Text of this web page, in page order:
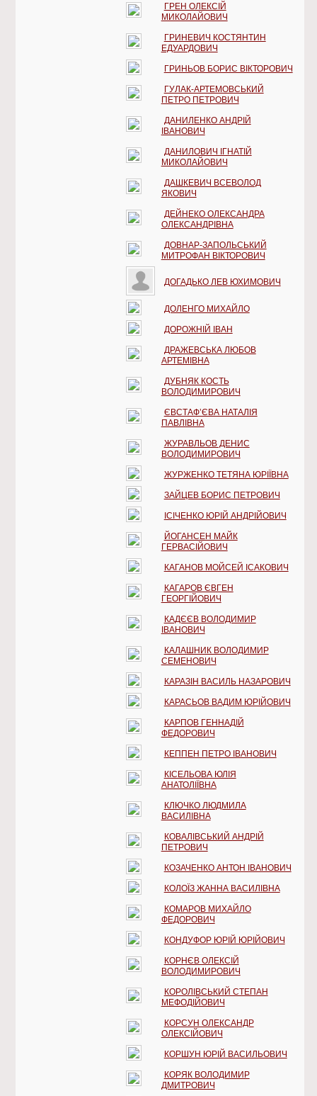
ГРЕН ОЛЕКСІЙ
МИКОЛАЙОВИЧ
ГРИНЕВИЧ КОСТЯНТИН
ЕДУАРДОВИЧ
ГРИНЬОВ БОРИС ВІКТОРОВИЧ
ГУЛАК-АРТЕМОВСЬКИЙ
ПЕТРО ПЕТРОВИЧ
ДАНИЛЕНКО АНДРІЙ
ІВАНОВИЧ
ДАНИЛОВИЧ ІГНАТІЙ
МИКОЛАЙОВИЧ
ДАШКЕВИЧ ВСЕВОЛОД
ЯКОВИЧ
ДЕЙНЕКО ОЛЕКСАНДРА
ОЛЕКСАНДРІВНА
ДОВНАР-ЗАПОЛЬСЬКИЙ
МИТРОФАН ВІКТОРОВИЧ
ДОГАДЬКО ЛЕВ ЮХИМОВИЧ
ДОЛЕНГО МИХАЙЛО
ДОРОЖНІЙ ІВАН
ДРАЖЕВСЬКА ЛЮБОВ
АРТЕМІВНА
ДУБНЯК КОСТЬ
ВОЛОДИМИРОВИЧ
ЄВСТАФ’ЄВА НАТАЛІЯ
ПАВЛІВНА
ЖУРАВЛЬОВ ДЕНИС
ВОЛОДИМИРОВИЧ
ЖУРЖЕНКО ТЕТЯНА ЮРІЇВНА
ЗАЙЦЕВ БОРИС ПЕТРОВИЧ
ІСІЧЕНКО ЮРІЙ АНДРІЙОВИЧ
ЙОГАНСЕН МАЙК
ГЕРВАСІЙОВИЧ
КАГАНОВ МОЙСЕЙ ІСАКОВИЧ
КАГАРОВ ЄВГЕН
ГЕОРГІЙОВИЧ
КАДЄЄВ ВОЛОДИМИР
ІВАНОВИЧ
КАЛАШНИК ВОЛОДИМИР
СЕМЕНОВИЧ
КАРАЗІН ВАСИЛЬ НАЗАРОВИЧ
КАРАСЬОВ ВАДИМ ЮРІЙОВИЧ
КАРПОВ ГЕННАДІЙ
ФЕДОРОВИЧ
КЕППЕН ПЕТРО ІВАНОВИЧ
КІСЕЛЬОВА ЮЛІЯ
АНАТОЛІЇВНА
КЛЮЧКО ЛЮДМИЛА
ВАСИЛІВНА
КОВАЛІВСЬКИЙ АНДРІЙ
ПЕТРОВИЧ
КОЗАЧЕНКО АНТОН ІВАНОВИЧ
КОЛОЇЗ ЖАННА ВАСИЛІВНА
КОМАРОВ МИХАЙЛО
ФЕДОРОВИЧ
КОНДУФОР ЮРІЙ ЮРІЙОВИЧ
КОРНЄВ ОЛЕКСІЙ
ВОЛОДИМИРОВИЧ
КОРОЛІВСЬКИЙ СТЕПАН
МЕФОДІЙОВИЧ
КОРСУН ОЛЕКСАНДР
ОЛЕКСІЙОВИЧ
КОРШУН ЮРІЙ ВАСИЛЬОВИЧ
КОРЯК ВОЛОДИМИР
ДМИТРОВИЧ